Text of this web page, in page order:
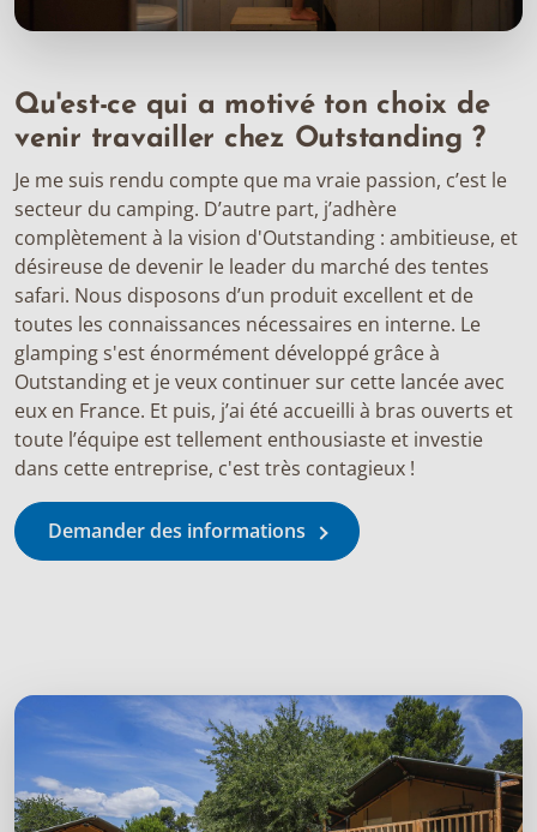
Qu'est-ce qui a motivé ton choix de
venir travailler chez Outstanding ?
Je me suis rendu compte que ma vraie passion, c’est le
secteur du camping. D’autre part, j’adhère
complètement à la vision d'Outstanding : ambitieuse, et
désireuse de devenir le leader du marché des tentes
safari. Nous disposons d’un produit excellent et de
toutes les connaissances nécessaires en interne. Le
glamping s'est énormément développé grâce à
Outstanding et je veux continuer sur cette lancée avec
eux en France. Et puis, j’ai été accueilli à bras ouverts et
toute l’équipe est tellement enthousiaste et investie
dans cette entreprise, c'est très contagieux !
Demander des informations